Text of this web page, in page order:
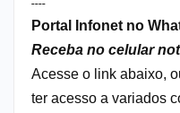
----
Portal Infonet no
Receba no celular
Acesse o link abaixo,
ter acesso a variados